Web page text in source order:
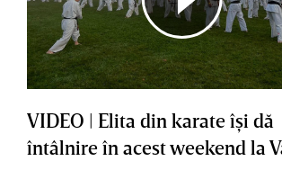
VIDEO | Elita din karate îşi dă
întâlnire în acest weekend la